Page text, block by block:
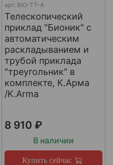
арт. BIO-TT-A
Телескопический
приклад "Бионик" с
автоматическим
раскладыванием и
трубой приклада
"треугольник" в
комплекте, К.Арма
/K.Arma
8 910 ₽
В наличии
Купить сейчас